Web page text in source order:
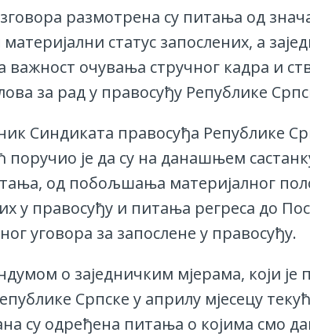
размотрена су питања од
статус запослених, а
важност очувања стручног кадра и
за рад у правосуђу Републике
Синдиката правосуђа Републике
поручио је да су на данашњем
од побољшања материјалног
у правосуђу и питања регреса до
уговора за запослене у правосуђу.
о заједничким мјерама, који је
Српске у априлу мјесецу
су одређена питања о којима смо